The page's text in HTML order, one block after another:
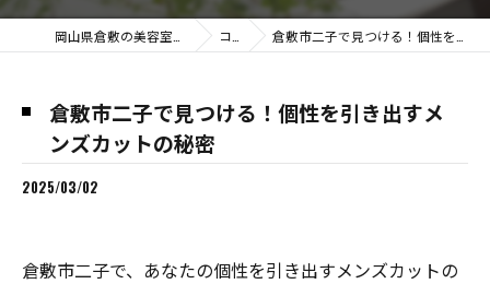
コラム 倉敷市二子で見つける！個性を引き出すメンズカットの秘密
倉敷市二子で見つける！個性を引き出すメ
ンズカットの秘密
2025/03/02
倉敷市二子で、あなたの個性を引き出すメンズカットの